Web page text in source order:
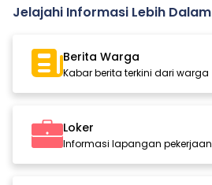
Jelajahi Informasi Lebih Dalam
Berita Warga
Kabar berita terkini dari warga
Loker
Informasi lapangan pekerjaan